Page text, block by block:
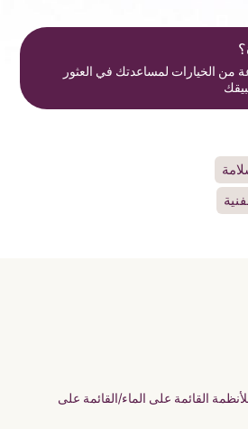
من الخيارات لمساعدتك في العثور
القائمة على الماء/القائمة على